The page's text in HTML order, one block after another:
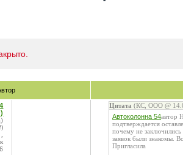
Цитата (КС, ООО @
Автоколонна 54автор
подтверждается
почему не
заявок были знакомы.
Пригласила